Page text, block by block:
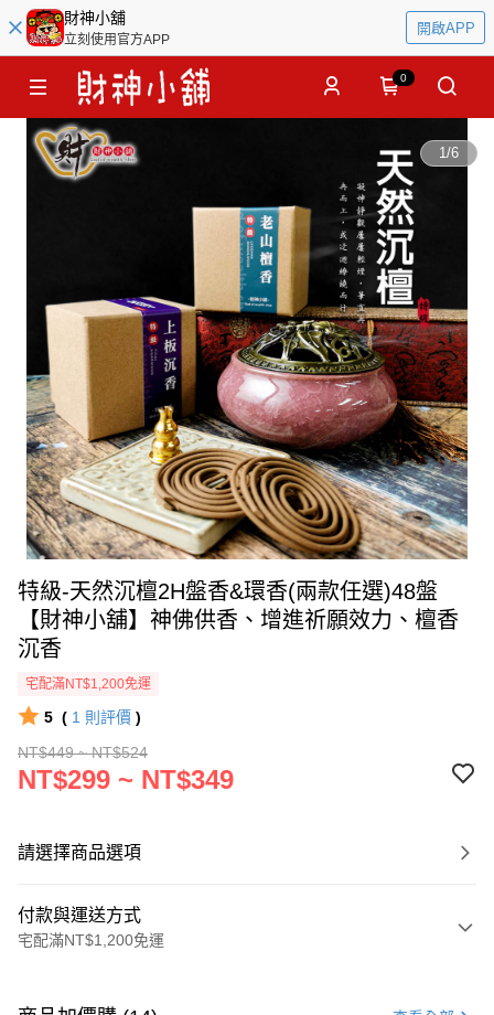
財神小舖
立刻使用官方APP
開啟APP
0
1/6
特級-天然沉檀2H盤香&環香(兩款任選)48盤
【財神小舖】神佛供香、增進祈願效力、檀香
沉香
宅配滿NT$1,200免運
5 ( 1 則評價 )
NT$449 ~ NT$524
NT$299 ~ NT$349
請選擇商品選項
付款與運送方式
宅配滿NT$1,200免運